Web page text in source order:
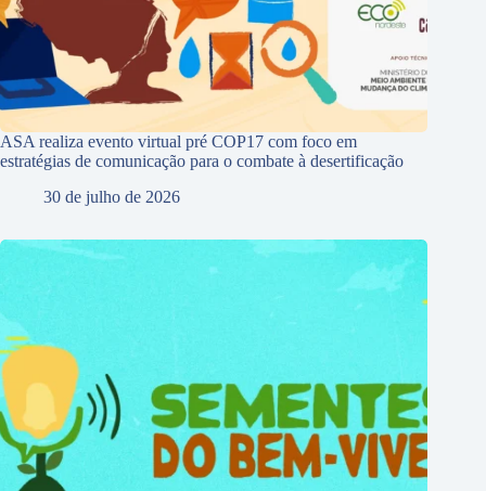
ASA realiza evento virtual pré COP17 com foco em
estratégias de comunicação para o combate à desertificação
30 de julho de 2026